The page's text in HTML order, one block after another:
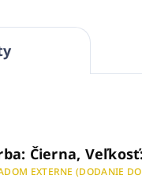
Čierna,
EXTERNE (DODANIE